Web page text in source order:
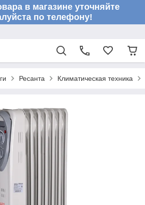
в магазине уточняйте
по телефону!
Ресанта Климатическая техника